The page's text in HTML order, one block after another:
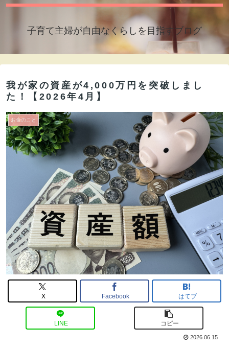
子育て主婦が自由なくらしを目指すブログ
我が家の資産が4,000万円を突破しまし
た！【2026年4月】
お金のこと
X Facebook はてブ
LINE コピー
2026.06.15